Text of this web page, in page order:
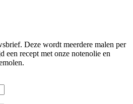
Deze wordt meerdere malen per
een recept met onze notenolie en